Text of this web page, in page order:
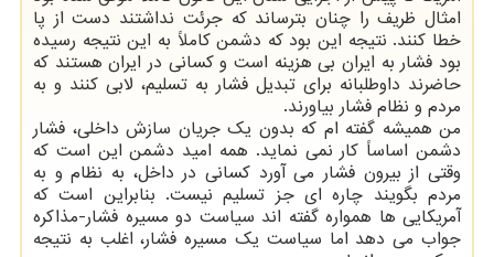
امثال ظریف را چنان بترساند که جرئت نداشتند دست از پا
خطا کنند. نتیجه این بود که دشمن کاملاً به این نتیجه رسیده
بود فشار به ایران بی هزینه است و کسانی در ایران هستند که
حاضرند داوطلبانه برای تبدیل فشار به تسلیم، لابی کنند و به
مردم و نظام فشار بیاورند.
من همیشه گفته ام که بدون یک جریان سازش داخلی، فشار
دشمن اساساً کار نمی نماید. همه امید دشمن این است که
وقتی از بیرون فشار می آورد کسانی در داخل، به نظام و به
مردم بگویند چاره ای جز تسلیم نیست. بنابراین است که
آمریکایی ها همواره گفته اند سیاست دو مسیره فشار-مذاکره
جواب می دهد اما سیاست یک مسیره فشار، اغلب به نتیجه